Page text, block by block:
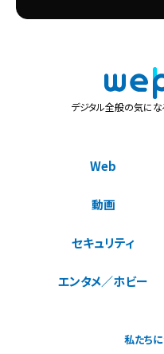
デジタル全般の気に
Web
動画
セキュリティ
エンタメ／ホビー
私たち